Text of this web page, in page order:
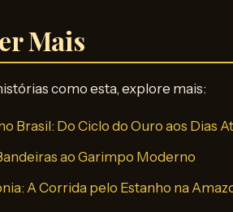
Mais
como esta, explore mais:
Brasil: Do Ciclo do Ouro aos Dias
ao Garimpo Moderno
A Corrida pelo Estanho na